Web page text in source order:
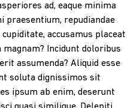
ad, eaque minima
praesentium, repudiandae
accusamus placeat
Incidunt doloribus
assumenda? Aliquid esse
soluta dignissimos sit
ipsum ab enim, deserunt